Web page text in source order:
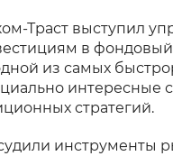
Траст выступил
в
из самых
интересные
стратегий.
инструменты